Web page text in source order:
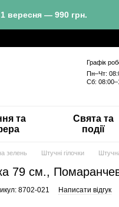
вересня — 990 грн.
Графік
Пн–Чт:
Сб:
та
Свята та
події
зелень Штучні гілочки
79 см.,
8702-021 Написати відгук